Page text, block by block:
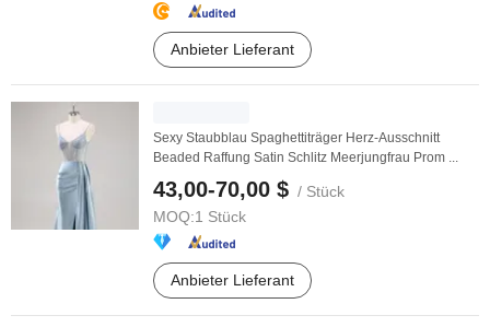
Anbieter Lieferant
Sexy Staubblau Spaghettiträger Herz-Ausschnitt
Beaded Raffung Satin Schlitz Meerjungfrau Prom ...
43,00-70,00 $ / Stück
MOQ:1 Stück
Anbieter Lieferant